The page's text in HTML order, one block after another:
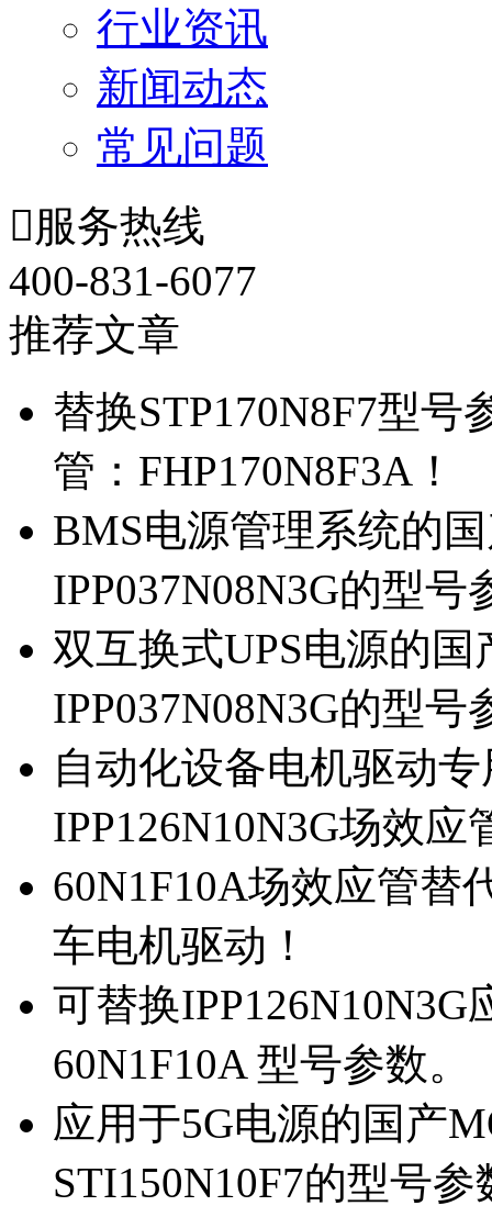
行业资讯
新闻动态
常见问题
服务热线
400-831-6077
推荐文章
替换STP170N8F7型
管：FHP170N8F3A！
BMS电源管理系统的
IPP037N08N3G的型号
双互换式UPS电源的
IPP037N08N3G的型号
自动化设备电机驱动
IPP126N10N3G场效应
60N1F10A场效应管替
车电机驱动！
可替换
60N1F10A 型号参数。
应用于5G电源的国产
STI150N10F7的型号参